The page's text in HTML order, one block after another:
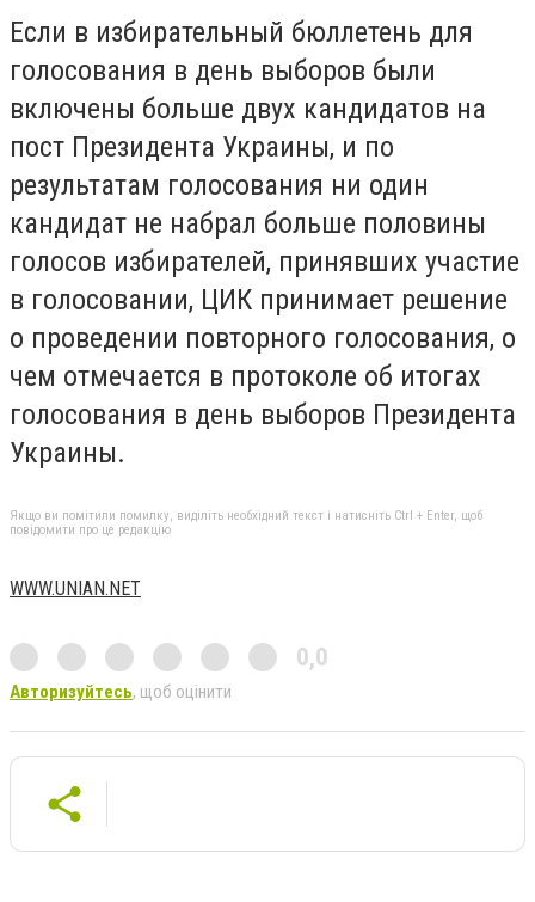
Если в избирательный бюллетень для
голосования в день выборов были
включены больше двух кандидатов на
пост Президента Украины, и по
результатам голосования ни один
кандидат не набрал больше половины
голосов избирателей, принявших участие
в голосовании, ЦИК принимает решение
о проведении повторного голосования, о
чем отмечается в протоколе об итогах
голосования в день выборов Президента
Украины.
Якщо ви помітили помилку, виділіть необхідний текст і натисніть Ctrl + Enter, щоб
повідомити про це редакцію
WWW.UNIAN.NET
0,0
Авторизуйтесь, щоб оцінити